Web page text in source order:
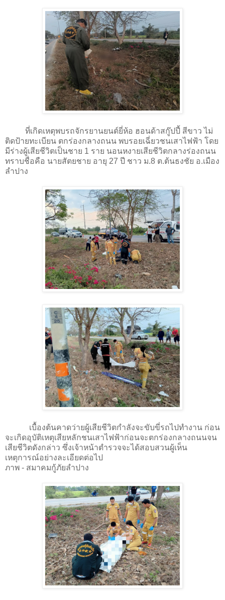
ที่เกิดเหตุพบรถจักรยานยนต์ยี่ห้อ ฮอนด้าสกู๊ปปี้ สีขาว ไม่
ติดป้ายทะเบียน ตกร่องกลางถนน พบรอยเฉี่ยวชนเสาไฟฟ้า โดย
มีร่างผู้เสียชีวิตเป็นชาย 1 ราย นอนหงายเสียชีวิตกลางร่องถนน
ทราบชื่อคือ นายสัตยชาย อายุ 27 ปี ชาว ม.8 ต.ต้นธงชัย อ.เมือง
ลำปาง
เบื้องต้นคาดว่ายผู้เสียชีวิตกำลังจะขับขี่รถไปทำงาน ก่อน
จะเกิดอุบัติเหตุเสียหลักชนเสาไฟฟ้าก่อนจะตกร่องกลางถนนจน
เสียชีวิตดังกล่าว ซึ่งเจ้าหน้าตำรวจจะได้สอบสวนผู้เห็น
เหตุการณ์อย่างละเอียดต่อไป
ภาพ - สมาคมกู้ภัยลำปาง